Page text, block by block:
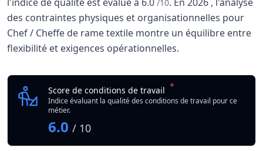
/10
des contraintes physiques et organisationnelles pour
Chef / Cheffe de rame textile montre un équilibre entre
flexibilité et exigences opérationnelles.
Analyse des conditions de travail : Chef / Cheffe
Indicateur
Qualité globale de l'environnement Chef / Cheffe de
Score de conditions de travail *
Indice évaluant la qualité des conditions de travail pour ce
métier.
6.0 / 10